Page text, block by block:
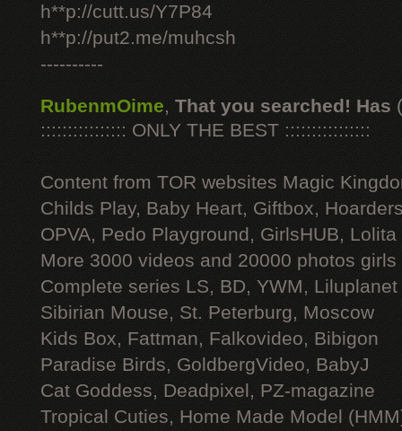
h**p://cutt.us/Y7P84
h**p://put2.me/muhcsh
----------
RubenmOime, That you searched! Has
:::::::::::::::: ONLY THE BEST ::::::::::::::::
Content from TOR websites Magic
Childs Play, Baby Heart, Giftbox,
OPVA, Pedo Playground, GirlsHUB, Lolita
More 3000 videos and 20000 photos
Complete series LS, BD, YWM, Liluplanet
Sibirian Mouse, St. Peterburg, Moscow
Kids Box, Fattman, Falkovideo, Bibigon
Paradise Birds, GoldbergVideo, BabyJ
Cat Goddess, Deadpixel, PZ-magazine
Tropical Cuties, Home Made Model